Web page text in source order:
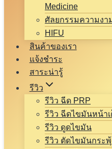
Medicine
ศัลยกรรมความงา
HIFU
สินค้าของเรา
แจ้งชำระ
สาระน่ารู้
รีวิว
รีวิว ฉีด PRP
รีวิว ฉีดไขมันหน้าเ
รีวิว ดูดไขมัน
รีวิว ตัดไขมันกระ